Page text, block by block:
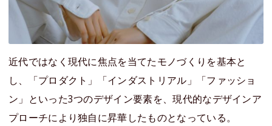
近代ではなく現代に焦点を当てたモノづくりを基本と
し、「プロダクト」「インダストリアル」「ファッショ
ン」といった3つのデザイン要素を、現代的なデザインア
プローチにより独自に昇華したものとなっている。